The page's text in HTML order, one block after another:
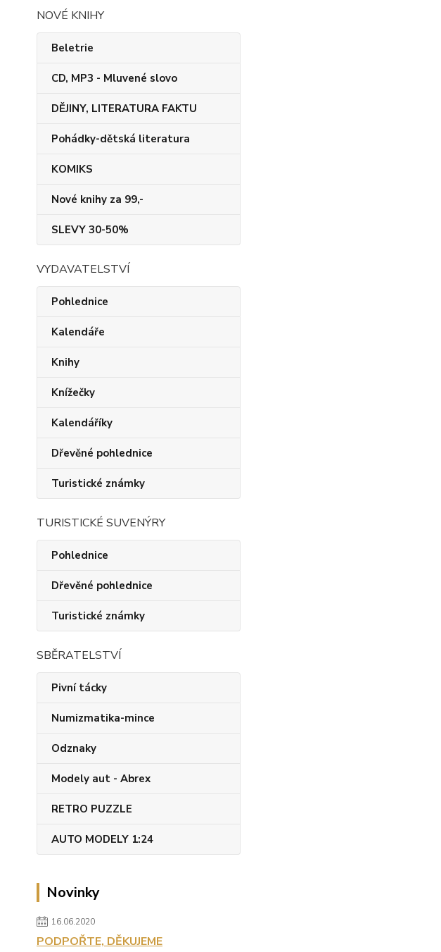
NOVÉ KNIHY
Beletrie
CD, MP3 - Mluvené slovo
DĚJINY, LITERATURA FAKTU
Pohádky-dětská literatura
KOMIKS
Nové knihy za 99,-
SLEVY 30-50%
VYDAVATELSTVÍ
Pohlednice
Kalendáře
Knihy
Knížečky
Kalendáříky
Dřevěné pohlednice
Turistické známky
TURISTICKÉ SUVENÝRY
Pohlednice
Dřevěné pohlednice
Turistické známky
SBĚRATELSTVÍ
Pivní tácky
Numizmatika-mince
Odznaky
Modely aut - Abrex
RETRO PUZZLE
AUTO MODELY 1:24
Novinky
16.06.2020
PODPOŘTE, DĚKUJEME